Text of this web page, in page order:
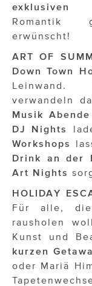
exklusiven
Romantik
erwünscht!
ART OF
Down Town
Leinwand.
verwandeln
Musik Abende
DJ Nights
Workshops
Drink an der
Art Nights
HOLIDAY
Für alle,
rausholen
Kunst und
kurzen
oder Mariä